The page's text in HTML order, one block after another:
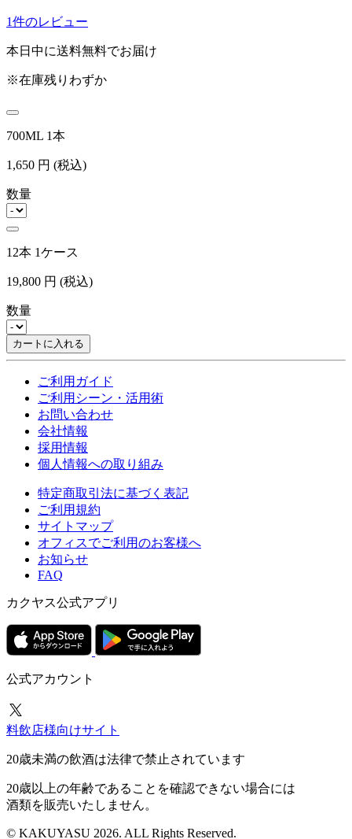
1件のレビュー
本日中に送料無料でお届け
※在庫残りわずか
700ML 1本
1,650 円 (税込)
数量
12本 1ケース
19,800 円 (税込)
数量
カートに入れる
ご利用ガイド
ご利用シーン・活用術
お問い合わせ
会社情報
採用情報
個人情報への取り組み
特定商取引法に基づく表記
ご利用規約
サイトマップ
オフィスでご利用のお客様へ
お知らせ
FAQ
カクヤス公式アプリ
公式アカウント
料飲店様向けサイト
20歳未満の飲酒は法律で禁止されています
20歳以上の年齢であることを確認できない場合には
酒類を販売いたしません。
© KAKUYASU 2026. ALL Rights Reserved.